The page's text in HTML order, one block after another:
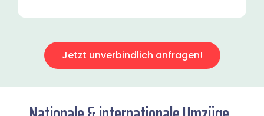
Jetzt unverbindlich anfragen!